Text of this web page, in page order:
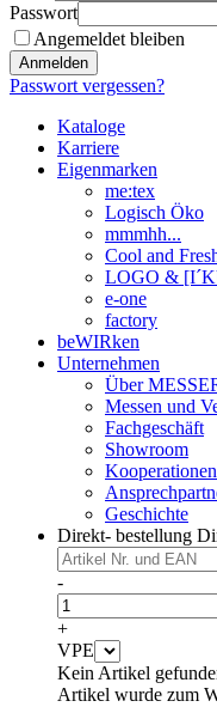
Passwort
Angemeldet bleiben
Anmelden
Passwort vergessen?
Kataloge
Karriere
Eigenmarken
me:tex
Logisch Öko
mmmhh...
Cool and
LOGO &
e-one
factory
beWIRken
Unternehmen
Über
Messen und
Fachgeschäft
Showroom
Geschichte
Direkt- bestellung
-
+
VPE
Kein Artikel
Artikel wurde zum